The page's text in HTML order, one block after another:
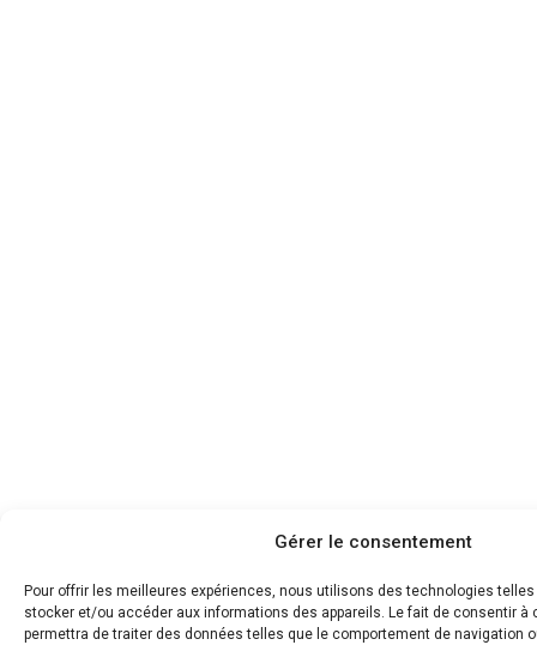
Gérer le consentement
Pour offrir les meilleures expériences, nous utilisons des technologies
stocker et/ou accéder aux informations des appareils. Le fait de consentir à
permettra de traiter des données telles que le comportement de navigation